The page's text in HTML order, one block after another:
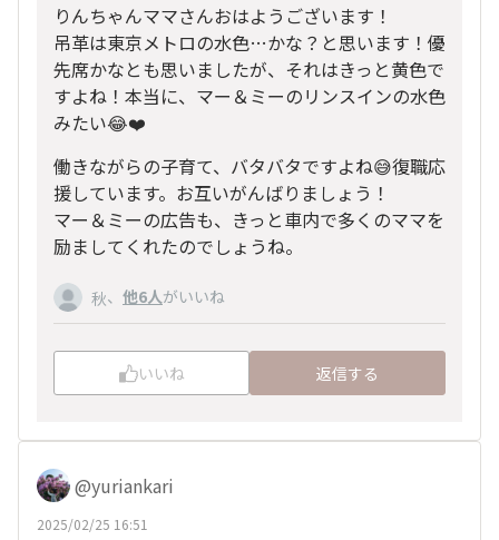
りんちゃんママさんおはようございます！
吊革は東京メトロの水色…かな？と思います！優
先席かなとも思いましたが、それはきっと黄色で
すよね！本当に、マー＆ミーのリンスインの水色
みたい😂❤️
働きながらの子育て、バタバタですよね😅復職応
援しています。お互いがんばりましょう！
マー＆ミーの広告も、きっと車内で多くのママを
励ましてくれたのでしょうね。
秋、 他6人がいいね
いいね 返信する
@yuriankari
2025/02/25 16:51